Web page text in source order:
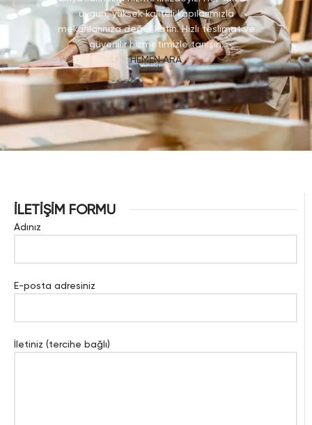
uygun, yüksek kaliteli kapılarımızla
mekanlarınıza değer katın. Hızlı teslimat ve
güvenilir hizmetimizle tanışın.
HEMEN ARA
İLETİŞİM FORMU
Adınız
E-posta adresiniz
İletiniz (tercihe bağlı)